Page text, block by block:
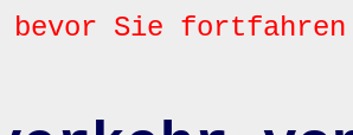
bevor Sie